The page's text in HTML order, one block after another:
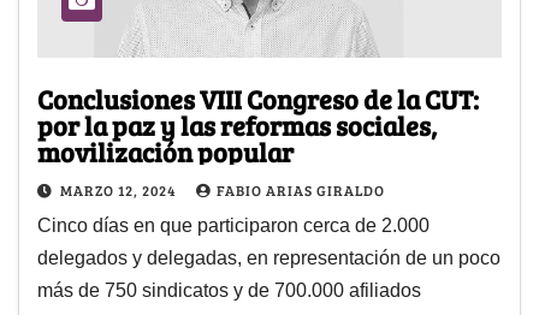
Conclusiones VIII Congreso de la CUT:
por la paz y las reformas sociales,
movilización popular
MARZO 12, 2024 FABIO ARIAS GIRALDO
Cinco días en que participaron cerca de 2.000
delegados y delegadas, en representación de un poco
más de 750 sindicatos y de 700.000 afiliados